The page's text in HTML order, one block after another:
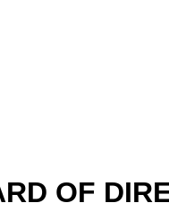
OF